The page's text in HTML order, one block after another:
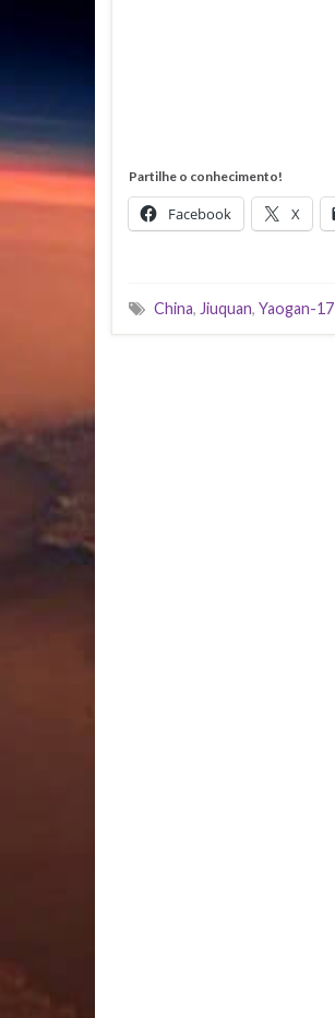
Partilhe o conhecimento!
Facebook X
China, Jiuquan, Yaogan-17